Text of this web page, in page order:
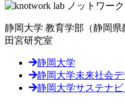
静岡大学 教育学部 （静岡
田宮研究室
静岡大学
静岡大学未来社会
静岡大学サステナ